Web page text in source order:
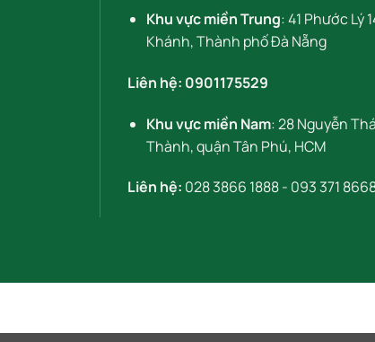
Khu vực miền Trung: 41 Phước Lý
Khánh, Thành phố Đà Nẵng
Liên hệ: 0901175529
Khu vực miền Nam: 28 Nguyễn
Thành, quận Tân Phú, HCM
Liên hệ: 028 3866 1888- 093 371